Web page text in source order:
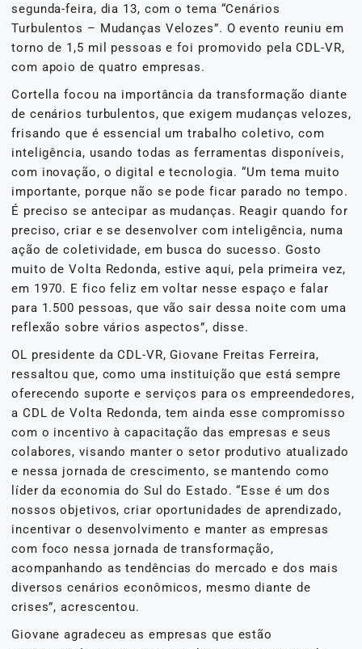
segunda-feira, dia 13, com o tema “Cenários
Turbulentos – Mudanças Velozes”. O evento reuniu em
torno de 1,5 mil pessoas e foi promovido pela CDL-VR,
com apoio de quatro empresas.
Cortella focou na importância da transformação diante
de cenários turbulentos, que exigem mudanças velozes,
frisando que é essencial um trabalho coletivo, com
inteligência, usando todas as ferramentas disponíveis,
com inovação, o digital e tecnologia. “Um tema muito
importante, porque não se pode ficar parado no tempo.
É preciso se antecipar as mudanças. Reagir quando for
preciso, criar e se desenvolver com inteligência, numa
ação de coletividade, em busca do sucesso. Gosto
muito de Volta Redonda, estive aqui, pela primeira vez,
em 1970. E fico feliz em voltar nesse espaço e falar
para 1.500 pessoas, que vão sair dessa noite com uma
reflexão sobre vários aspectos”, disse.
OL presidente da CDL-VR, Giovane Freitas Ferreira,
ressaltou que, como uma instituição que está sempre
oferecendo suporte e serviços para os empreendedores,
a CDL de Volta Redonda, tem ainda esse compromisso
com o incentivo à capacitação das empresas e seus
colabores, visando manter o setor produtivo atualizado
e nessa jornada de crescimento, se mantendo como
líder da economia do Sul do Estado. “Esse é um dos
nossos objetivos, criar oportunidades de aprendizado,
incentivar o desenvolvimento e manter as empresas
com foco nessa jornada de transformação,
acompanhando as tendências do mercado e dos mais
diversos cenários econômicos, mesmo diante de
crises”, acrescentou.
Giovane agradeceu as empresas que estão